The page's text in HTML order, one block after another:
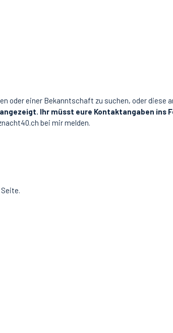
oder einer Bekanntschaft zu suchen, oder
Ihr müsst eure Kontaktangaben ins
bei mir melden.